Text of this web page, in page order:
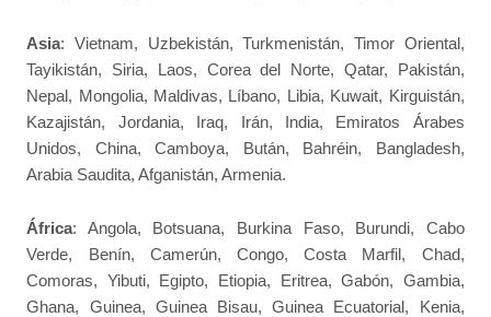
Asia: Vietnam, Uzbekistán, Turkmenistán, Timor Oriental,
Tayikistán, Siria, Laos, Corea del Norte, Qatar, Pakistán,
Nepal, Mongolia, Maldivas, Líbano, Libia, Kuwait, Kirguistán,
Kazajistán, Jordania, Iraq, Irán, India, Emiratos Árabes
Unidos, China, Camboya, Bután, Bahréin, Bangladesh,
Arabia Saudita, Afganistán, Armenia.
África: Angola, Botsuana, Burkina Faso, Burundi, Cabo
Verde, Benín, Camerún, Congo, Costa Marfil, Chad,
Comoras, Yibuti, Egipto, Etiopia, Eritrea, Gabón, Gambia,
Ghana, Guinea, Guinea Bisau, Guinea Ecuatorial, Kenia,